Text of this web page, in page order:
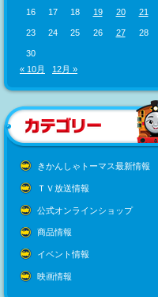
16 17 18 19 20 21
23 24 25 26 27 28
30
« 10月
12月 »
きかんしゃトーマス最新情報
ＴＶ放送情報
公式オンラインショップ
商品情報
イベント情報
映画情報